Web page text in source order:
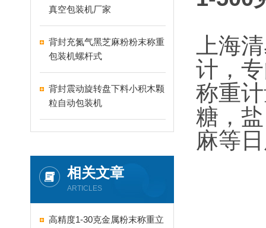
真空包装机厂家
背封充氮气黑芝麻粉粉末称重
包装机螺杆式
背封震动旋转盘下料小积木颗
粒自动包装机
相关文章
ARTICLES
高精度1-30克金属粉末称重立
上海
计，
称重
糖，
麻等